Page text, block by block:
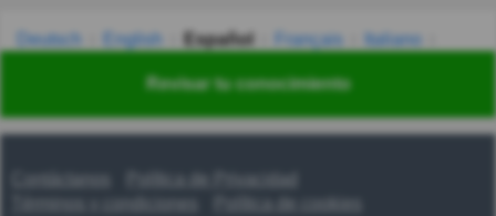
Revisar tu conocimiento
Deutsch English Español Français
Italiano
Українська हिन्दी 한국어 汉语
Contáctanos
Política de Privacidad
Términos y condiciones